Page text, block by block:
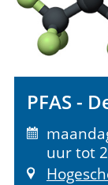
de
inhoud
Spring
menu
PFAS -
uur tot